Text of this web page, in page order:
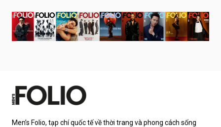
Men’s Folio, tạp chí quốc tế về thời trang và phong cách sống